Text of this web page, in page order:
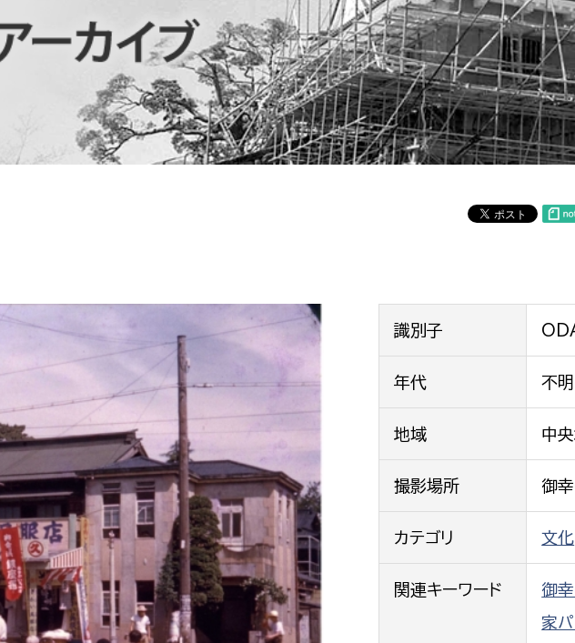
防災・安全
福祉・健康
環境・エネルギー
文化・生涯学習
市民活動・地域づくり
行政経営
観光
消防
病院
証明書がほ
相談をしたい
支払いをし
働きたい
遊びたい
イベント・
まちづくり
推進課
契約検査課
市税総務課
市民税課
資産税課
図書館
スポーツ課
小田原城総合管理事務所
環
者部
策課
者支援課
経済部
産業政策課
観光課
農政課
水産海浜課
都
都
地
建
開
識別子
年代 不明
地域 中
撮影場所 御
カテゴリ 文化
関連キーワード 御
家